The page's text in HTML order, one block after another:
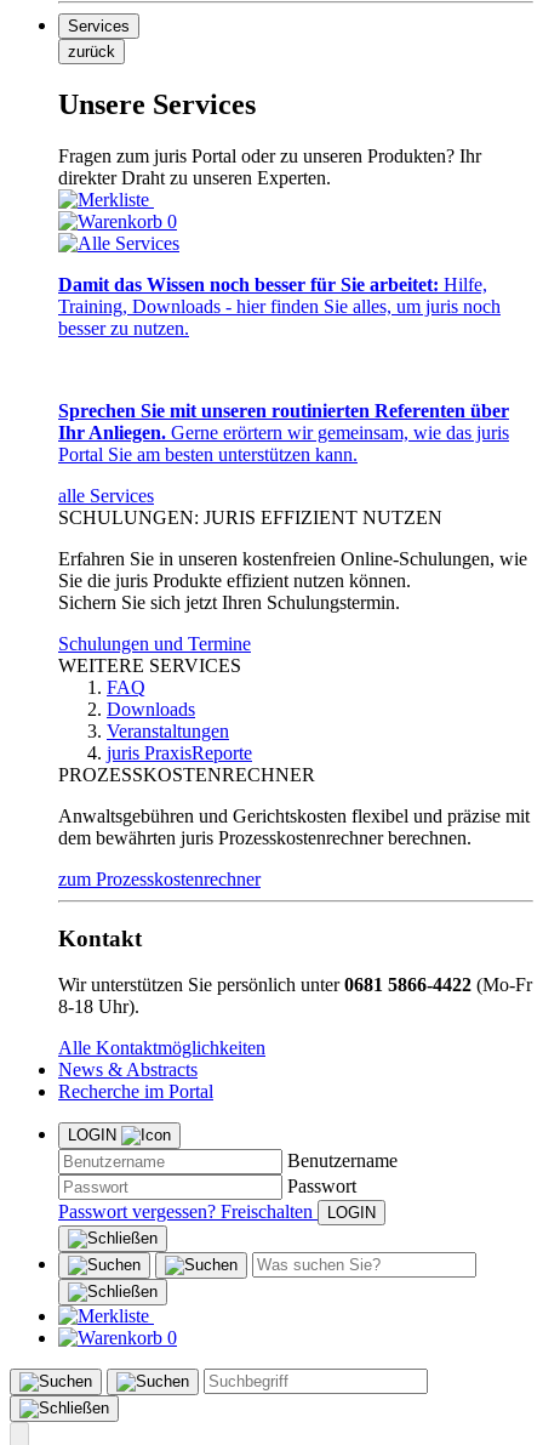
Services
zurück
Unsere Services
Fragen zum juris Portal oder zu unseren Produkten? Ihr
direkter Draht zu unseren Experten.
0
Damit das Wissen noch besser für Sie arbeitet: Hilfe,
Training, Downloads - hier finden Sie alles, um juris noch
besser zu nutzen.
Sprechen Sie mit unseren routinierten Referenten über
Ihr Anliegen. Gerne erörtern wir gemeinsam, wie das juris
Portal Sie am besten unterstützen kann.
alle Services
SCHULUNGEN: JURIS EFFIZIENT NUTZEN
Erfahren Sie in unseren kostenfreien Online-Schulungen, wie
Sie die juris Produkte effizient nutzen können.
Sichern Sie sich jetzt Ihren Schulungstermin.
Schulungen und Termine
WEITERE SERVICES
FAQ
Downloads
Veranstaltungen
juris PraxisReporte
PROZESSKOSTENRECHNER
Anwaltsgebühren und Gerichtskosten flexibel und präzise mit
dem bewährten juris Prozesskostenrechner berechnen.
zum Prozesskostenrechner
Kontakt
Wir unterstützen Sie persönlich unter0681 5866-4422 (Mo-Fr
8-18 Uhr).
Alle Kontaktmöglichkeiten
News & Abstracts
Recherche im Portal
LOGIN
Benutzername
Passwort
Passwort vergessen? Freischalten
0